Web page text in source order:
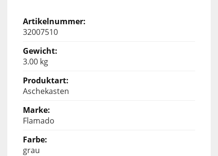
32007510
3.00 kg
Aschekasten
Flamado
grau